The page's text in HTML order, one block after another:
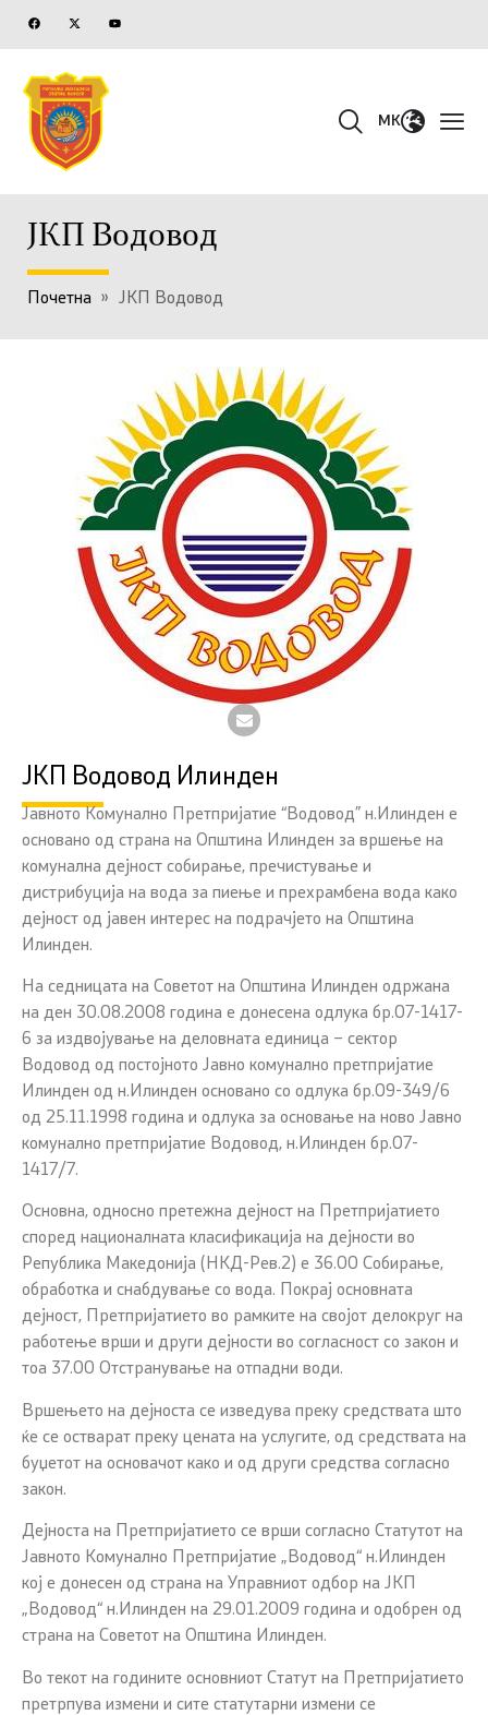
MK
ЈКП Водовод
Почетна » ЈКП Водовод
ЈКП Водовод Илинден
Јавното Комунално Претпријатие “Водовод” н.Илинден е
основано од страна на Општина Илинден за вршење на
комунална дејност собирање, пречистување и
дистрибуција на вода за пиење и прехрамбена вода како
дејност од јавен интерес на подрачјето на Општина
Илинден.
На седницата на Советот на Општина Илинден одржана
на ден 30.08.2008 година е донесена одлука бр.07-1417-
6 за издвојување на деловната единица – сектор
Водовод од постојното Jавно комунално претпријатие
Илинден од н.Илинден основано со одлука бр.09-349/6
од 25.11.1998 година и одлука за основање на ново Јавно
комунално претпријатие Водовод, н.Илинден бр.07-
1417/7.
Основна, односно претежна дејност на Претпријатието
според националната класификација на дејности во
Република Македонија (НКД-Рев.2) е 36.00 Собирање,
обработка и снабдување со вода. Покрај основната
дејност, Претпријатието во рамките на својот делокруг на
работење врши и други дејности во согласност со закон и
тоа 37.00 Отстранување на отпадни води.
Вршењето на дејноста се изведува преку средствата што
ќе се остварат преку цената на услугите, од средствата на
буџетот на основачот како и од други средства согласно
закон.
Дејноста на Претпријатието се врши согласно Статутот на
Јавното Комунално Претпријатие „Водовод“ н.Илинден
кој е донесен од страна на Управниот одбор на ЈКП
„Водовод“ н.Илинден на 29.01.2009 година и одобрен од
страна на Советот на Општина Илинден.
Во текот на годините основниот Статут на Претпријатието
претрпува измени и сите статутарни измени се